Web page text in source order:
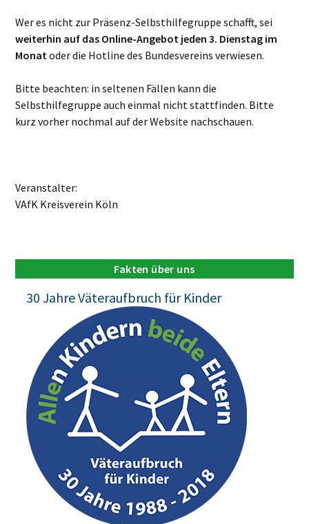
Wer es nicht zur Präsenz-Selbsthilfegruppe schafft, sei
weiterhin auf das Online-Angebot jeden 3. Dienstag im
Monatoder die Hotline des Bundesvereins verwiesen.
Bitte beachten: in seltenen Fällen kann die
Selbsthilfegruppe auch einmal nicht stattfinden. Bitte
kurz vorher nochmal auf der Website nachschauen.
Veranstalter:
VAfK Kreisverein Köln
Fakten über uns
30 Jahre Väteraufbruch für Kinder